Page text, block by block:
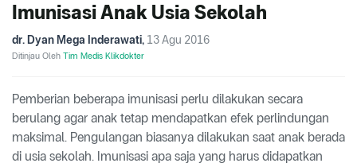
Imunisasi Anak Usia Sekolah
dr. Dyan Mega Inderawati, 13 Agu 2016
Ditinjau Oleh Tim Medis Klikdokter
Pemberian beberapa imunisasi perlu dilakukan secara
berulang agar anak tetap mendapatkan efek perlindungan
maksimal. Pengulangan biasanya dilakukan saat anak berada
di usia sekolah. Imunisasi apa saja yang harus didapatkan